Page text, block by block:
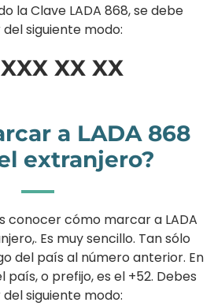
la Clave LADA 868, se debe
siguiente modo:
XXX XX XX
a LADA 868
extranjero?
conocer cómo marcar a LADA
Es muy sencillo. Tan sólo
del país al número anterior. En
país, o prefijo, es el +52. Debes
siguiente modo: